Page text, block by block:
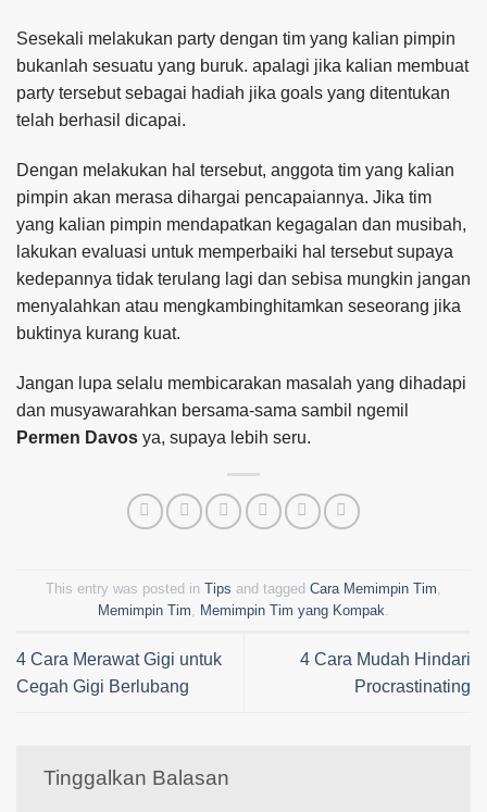
Sesekali melakukan party dengan tim yang kalian pimpin
bukanlah sesuatu yang buruk. apalagi jika kalian membuat
party tersebut sebagai hadiah jika goals yang ditentukan
telah berhasil dicapai.
Dengan melakukan hal tersebut, anggota tim yang kalian
pimpin akan merasa dihargai pencapaiannya. Jika tim
yang kalian pimpin mendapatkan kegagalan dan musibah,
lakukan evaluasi untuk memperbaiki hal tersebut supaya
kedepannya tidak terulang lagi dan sebisa mungkin jangan
menyalahkan atau mengkambinghitamkan seseorang jika
buktinya kurang kuat.
Jangan lupa selalu membicarakan masalah yang dihadapi
dan musyawarahkan bersama-sama sambil ngemil
Permen Davos ya, supaya lebih seru.
This entry was posted in Tips and tagged Cara Memimpin Tim
Memimpin Tim
Memimpin Tim yang Kompak
4 Cara Merawat Gigi untuk
Cegah Gigi Berlubang
4 Cara Mudah Hindari
Procrastinating
Tinggalkan Balasan